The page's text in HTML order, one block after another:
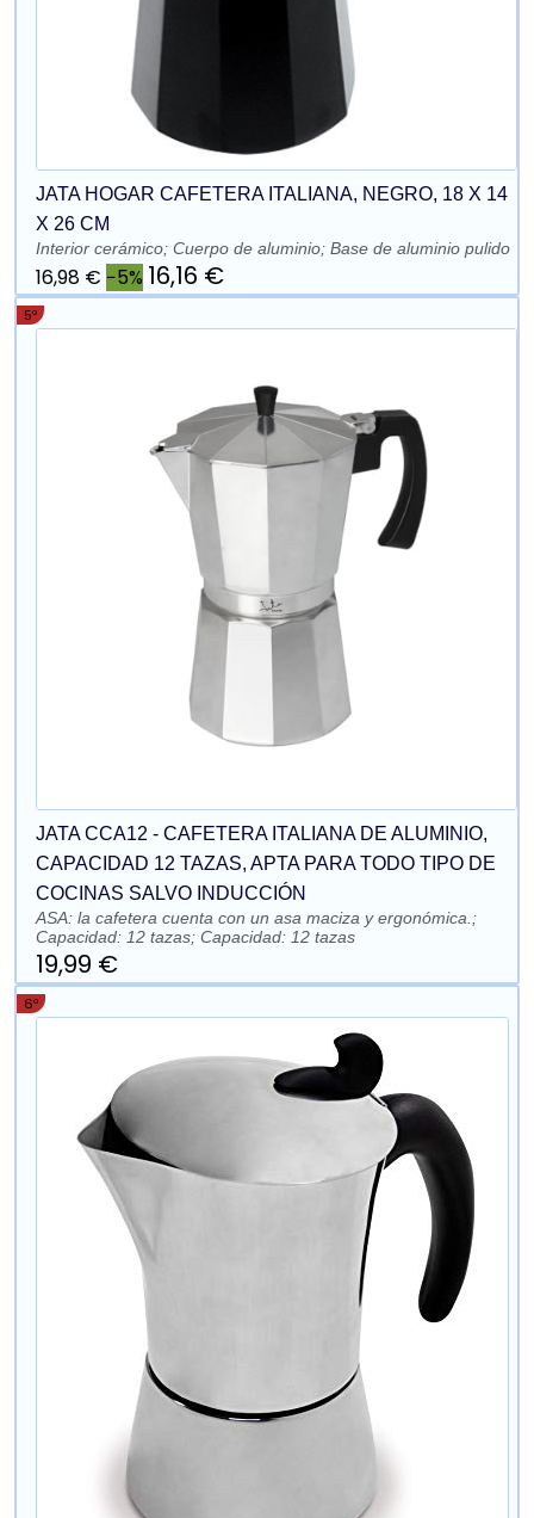
JATA HOGAR CAFETERA ITALIANA, NEGRO, 18 X 14
X 26 CM
Interior cerámico; Cuerpo de aluminio; Base de aluminio pulido
16,98 € −5% 16,16 €
5º
JATA CCA12 - CAFETERA ITALIANA DE ALUMINIO,
CAPACIDAD 12 TAZAS, APTA PARA TODO TIPO DE
COCINAS SALVO INDUCCIÓN
ASA: la cafetera cuenta con un asa maciza y ergonómica.;
Capacidad: 12 tazas; Capacidad: 12 tazas
19,99 €
6º